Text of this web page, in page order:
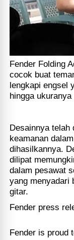
Fender Folding
cocok buat
lengkapi engsel
hingga
Desainnya telah
keamanan
dihasilkannya.
dilipat
dalam pesawat
yang menyadari
gitar.
Fender press
Fender is proud